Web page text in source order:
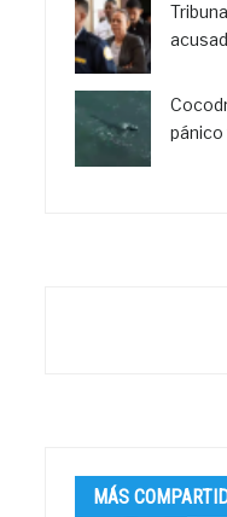
pánico
MÁS